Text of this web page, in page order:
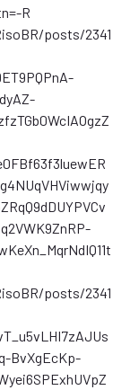
R
posts/2341
posts/2341
BvXgEcKp-